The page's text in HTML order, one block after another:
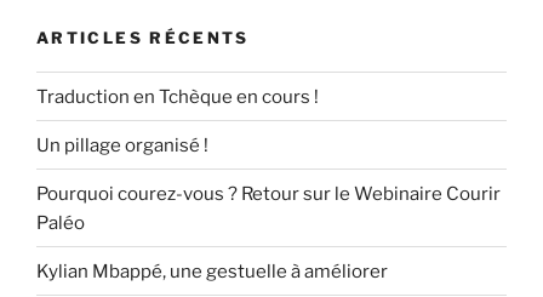
o
k
n
ARTICLES RÉCENTS
Traduction en Tchèque en cours !
Un pillage organisé !
Pourquoi courez-vous ? Retour sur le Webinaire Courir
Paléo
Kylian Mbappé, une gestuelle à améliorer